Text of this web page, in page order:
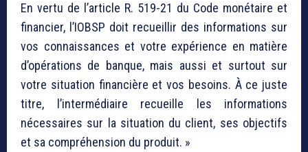
En vertu de l’article R. 519-21 du Code monétaire et
financier, l’IOBSP doit recueillir des informations sur
vos connaissances et votre expérience en matière
d’opérations de banque, mais aussi et surtout sur
votre situation financière et vos besoins. À ce juste
titre, l’intermédiaire recueille les informations
nécessaires sur la situation du client, ses objectifs
et sa compréhension du produit. »